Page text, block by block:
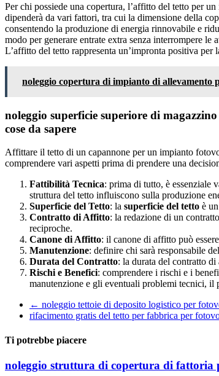
Per chi possiede una copertura, l’affitto del tetto per
dipenderà da vari fattori, tra cui la dimensione della
consentendo la produzione di energia rinnovabile e
modo per generare entrate extra senza interrompere
L’affitto del tetto rappresenta un’impronta positiva
noleggio copertura di impianto di allevamento
noleggio superficie superiore di
cose da sapere
Affittare il tetto di un capannone per un impianto
comprendere vari aspetti prima di prendere una
Fattibilità Tecnica: prima di tutto, è essenziale
struttura del tetto influiscono sulla produzione
Superficie del Tetto: la superficie del tetto è
Contratto di Affitto: la redazione di un
reciproche.
Canone di Affitto: il canone di affitto può
Manutenzione: definire chi sarà responsabile
Durata del Contratto: la durata del contratto
Rischi e Benefici: comprendere i rischi e i
manutenzione e gli eventuali problemi tecnici,
← noleggio tettoie di deposito logistico per
rifacimento gratis del tetto per fabbrica per
Ti potrebbe piacere
noleggio struttura di copertura di fattoria